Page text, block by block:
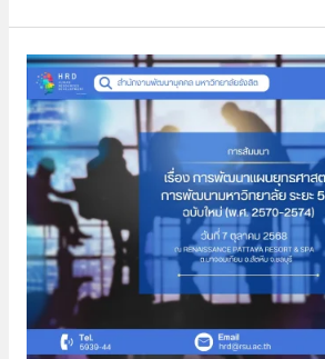
การ
จัด
ทำ
แผน
มหาวิทยาลัย
รังสิต